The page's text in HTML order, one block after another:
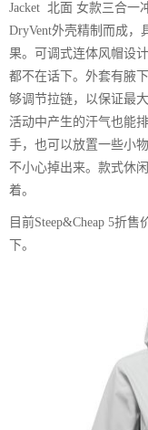
Jacket 北面 女款三合一
DryVent外壳精制而成，
果。可调式连体风帽设
都不在话下。外套有腋
够调节拉链，以保证最
活动中产生的汗气也能
手，也可以放置一些小
不小心掉出来。款式休
着。
目前Steep&Cheap 5折
下。